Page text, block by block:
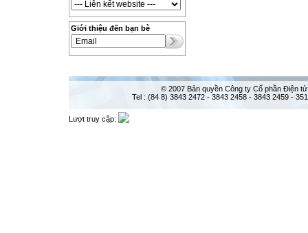
Giới thiệu đến bạn bè
© 2007 Bản quyền Công ty Cổ phần Điện
Tel : (84 8) 3843 2472 - 3843 2458 - 3843 2459 -
Lượt truy cập: